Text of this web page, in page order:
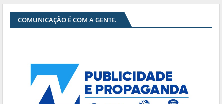
COMUNICAÇÃO É COM A GENTE.